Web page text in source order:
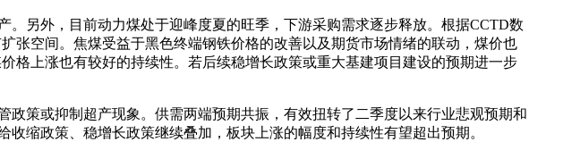
另外，目前动力煤处于迎峰度夏的旺季，下游采购需求逐步释放。根据CCTD数
张空间。焦煤受益于黑色终端钢铁价格的改善以及期货市场情绪的联动，煤价也
格上涨也有较好的持续性。若后续稳增长政策或重大基建项目建设的预期进一步
策或抑制超产现象。供需两端预期共振，有效扭转了二季度以来行业悲观预期和
缩政策、稳增长政策继续叠加，板块上涨的幅度和持续性有望超出预期。